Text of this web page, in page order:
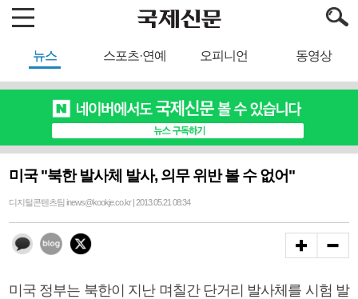
뉴스 스포츠·연예 오피니언 동영상
미국 "북한 발사체 발사, 의무 위반 볼 수 없어"
디지털콘텐츠팀 inews@kookje.co.kr | 2013.05.21 08:34
미국 정부는 북한이 지난 며칠간 단거리 발사체를 시험 발